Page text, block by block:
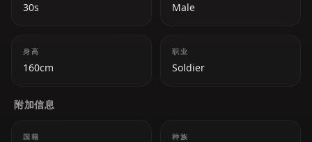
30s Male
身高
160cm
职业
Soldier
附加信息
国籍 种族